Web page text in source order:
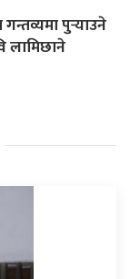
पुर्‍याउने
लामिछाने